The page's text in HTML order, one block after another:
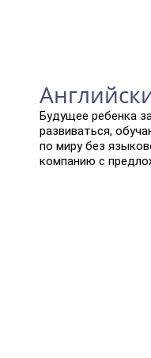
Будущее ребенка
развиваться,
по миру без
компанию с